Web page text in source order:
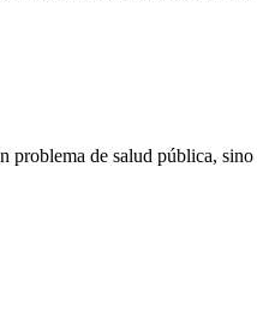
de salud pública,